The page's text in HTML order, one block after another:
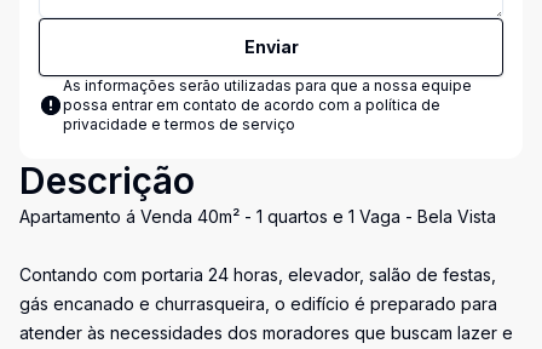
Enviar
As informações serão utilizadas para que a nossa equipe
possa entrar em contato de acordo com a política de
privacidade e termos de serviço
Descrição
Apartamento á Venda 40m² - 1 quartos e 1 Vaga - Bela Vista
Contando com portaria 24 horas, elevador, salão de festas,
gás encanado e churrasqueira, o edifício é preparado para
atender às necessidades dos moradores que buscam lazer e